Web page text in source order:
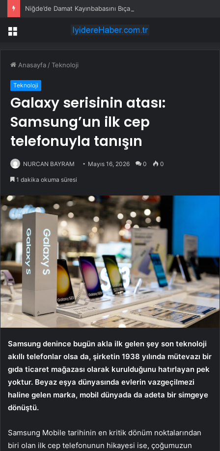
Niğde’de Damat Kayınbabasını Bıçakladı
Menü
Anasayfa /Teknoloji
Teknoloji
Galaxy serisinin atası:
Samsung’un ilk cep
telefonuyla tanışın
NURCAN BAYRAM Mayıs 16, 2026 0 0
1 dakika okuma süresi
Samsung denince bugün akla ilk gelen şey son teknoloji
akıllı telefonlar olsa da, şirketin 1938 yılında mütevazı bir
gıda ticaret mağazası olarak kurulduğunu hatırlayan pek
yoktur. Beyaz eşya dünyasında evlerin vazgeçilmezi
haline gelen marka, mobil dünyada da adeta bir simgeye
dönüştü.
Samsung Mobile tarihinin en kritik dönüm noktalarından
biri olan ilk cep telefonunun hikayesi ise, çoğumuzun